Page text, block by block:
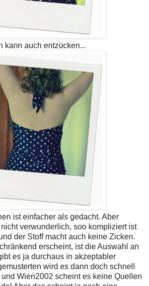
kann auch entzücken...
ist einfacher als gedacht. Aber
verwunderlich, soo kompliziert ist
der Stoff macht auch keine Zicken.
erscheint, ist die Auswahl an
es ja durchaus in akzeptabler
wird es dann doch schnell
Wien2002 scheint es keine Quellen